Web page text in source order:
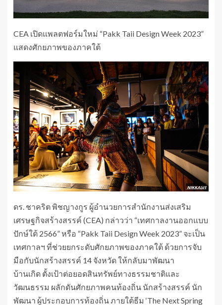
CEA เปิดแพลตฟอร์มใหม่ “Pakk Taii Design Week 2023”
แสดงศักยภาพของภาคใต้
ดร. ชาคริต พิชญางกูร ผู้อำนวยการสำนักงานส่งเสริม
เศรษฐกิจสร้างสรรค์ (CEA) กล่าวว่า “เทศกาลงานออกแบบ
ปักษ์ใต้ 2566” หรือ “Pakk Taii Design Week 2023” จะเป็น
เทศกาลฯ ที่ช่วยยกระดับศักยภาพของภาคใต้ ด้วยการจับ
มือกับนักสร้างสรรค์ 14 จังหวัด ให้กลับมาพัฒนา
บ้านเกิด ตั้งเป้าต่อยอดสินทรัพย์ทางธรรมชาติและ
วัฒนธรรม ผลักดันศักยภาพคนท้องถิ่น นักสร้างสรรค์ นัก
พัฒนา ผู้ประกอบการท้องถิ่น ภายใต้ธีม ‘The Next Spring